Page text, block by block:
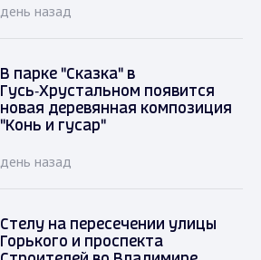
день назад
В парке "Сказка" в
Гусь‑Хрустальном появится
новая деревянная композиция
"Конь и гусар"
день назад
Стелу на пересечении улицы
Горького и проспекта